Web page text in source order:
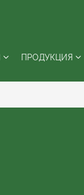
ПРОДУКЦИЯ